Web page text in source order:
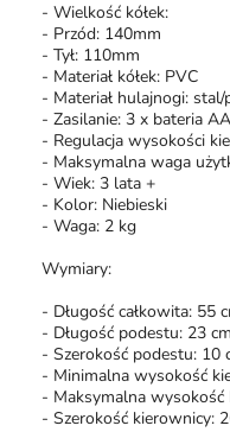
- Wielkość kółek:
- Przód: 140mm
- Tył: 110mm
- Materiał kółek: PVC
- Materiał hulajnogi:
- Zasilanie: 3 x bateria
- Regulacja wysokości
- Maksymalna waga
- Wiek: 3 lata +
- Kolor: Niebieski
- Waga: 2 kg
Wymiary:
- Długość całkowita: 55
- Długość podestu: 23 cm
- Szerokość podestu: 10
- Minimalna wysokość
- Maksymalna wysokość
- Szerokość kierownicy: